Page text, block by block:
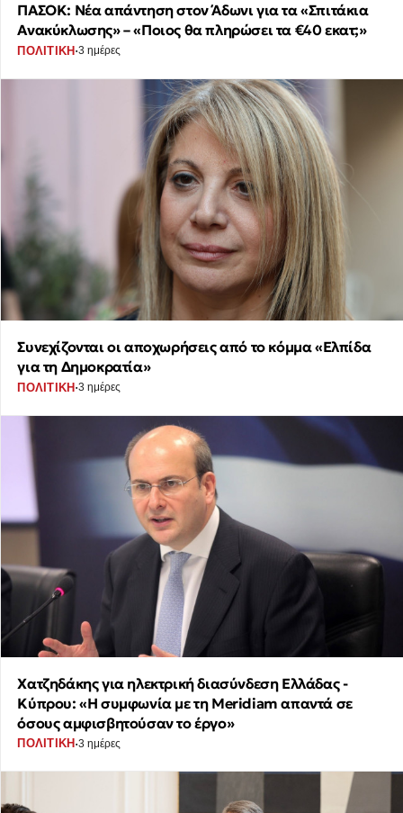
ΠΑΣΟΚ: Νέα απάντηση στον Άδωνι για τα «Σπιτάκια
Ανακύκλωσης» – «Ποιος θα πληρώσει τα €40 εκατ;»
ΠΟΛΙΤΙΚΗ ·3 ημέρες
Συνεχίζονται οι αποχωρήσεις από το κόμμα «Ελπίδα
για τη Δημοκρατία»
ΠΟΛΙΤΙΚΗ·3 ημέρες
Χατζηδάκης για ηλεκτρική διασύνδεση Ελλάδας -
Κύπρου: «Η συμφωνία με τη Meridiam απαντά σε
όσους αμφισβητούσαν το έργο»
ΠΟΛΙΤΙΚΗ ·3 ημέρες